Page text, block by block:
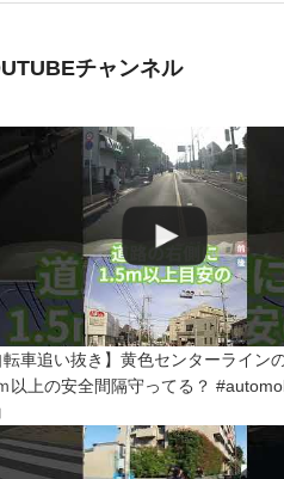
チャンネル
転車追い抜き】黄色センターライン
以上の安全間隔守ってる？